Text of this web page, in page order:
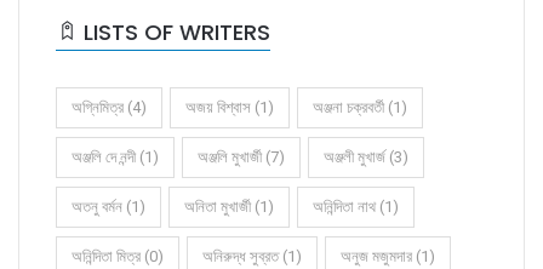
LISTS OF WRITERS
অগ্নিমিত্র (4) অজয় বিশ্বাস (1) অঞ্জনা চক্রবর্তী (1)
অঞ্জলি দে নন্দী (1) অঞ্জলি মুখার্জী (7) অঞ্জলী মুখার্জ (3)
অতনু বর্মন (1) অনিতা মুখার্জী (1) অনিন্দিতা নাথ (1)
অনিন্দিতা মিত্র (0) অনিরুদ্ধ সুব্রত (1) অনুজ মজুমদার (1)